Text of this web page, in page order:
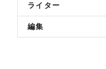
ライター
編集